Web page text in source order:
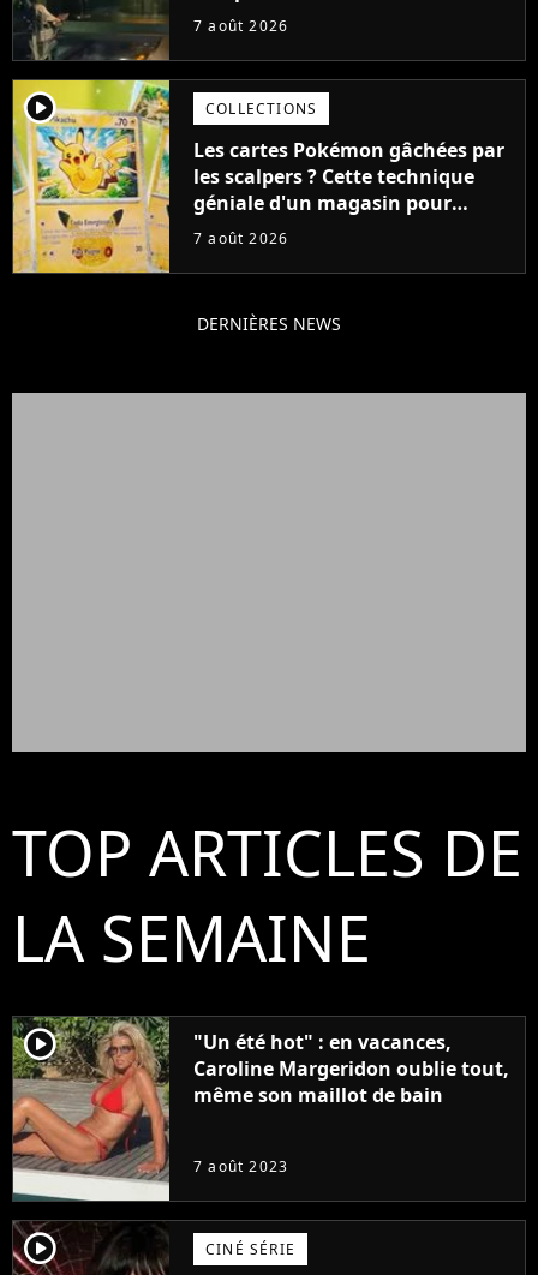
aurait pu être encore pire à
7 août 2026
player2 COLLECTIONS
Les cartes Pokémon gâchées par
les scalpers ? Cette technique
géniale d'un magasin pour
ruiner les revendeurs
7 août 2026
DERNIÈRES NEWS
TOP ARTICLES DE
LA SEMAINE
player2
"Un été hot" : en vacances,
Caroline Margeridon oublie tout,
même son maillot de bain
7 août 2023
player2 CINÉ SÉRIE